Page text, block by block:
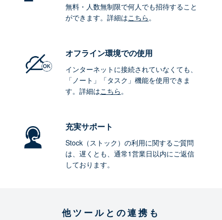
無料・人数無制限で何人でも招待すること
ができます。詳細はこちら。
オフライン環境での使用
インターネットに接続されていなくても、
「ノート」「タスク」機能を使用できま
す。詳細はこちら。
充実サポート
Stock（ストック）の利用に関するご質問
は、遅くとも、通常1営業日以内にご返信
しております。
他ツールとの連携も